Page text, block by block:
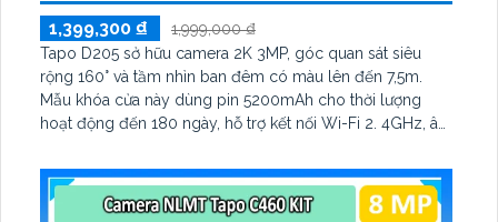
1,399,300 ₫
1,999,000 ₫
Tapo D205 sở hữu camera 2K 3MP, góc quan sát siêu
rộng 160° và tầm nhìn ban đêm có màu lên đến 7,5m.
Mẫu khóa cửa này dùng pin 5200mAh cho thời lượng
hoạt động đến 180 ngày, hỗ trợ kết nối Wi-Fi 2. 4GHz, âm